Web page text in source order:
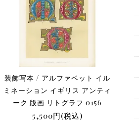
装飾写本 / アルファベット イル
ミネーション イギリス アンティ
ーク 版画 リトグラフ 0156
5,500円(税込)